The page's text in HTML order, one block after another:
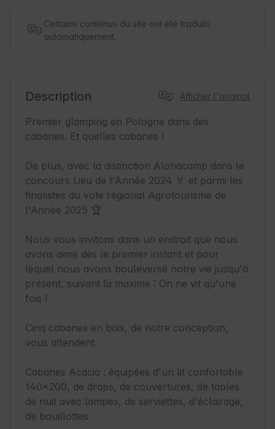
Certains contenus du site ont été traduits
automatiquement.
Description Afficher l'original
Premier glamping en Pologne dans des
cabanes. Et quelles cabanes !
De plus, avec la distinction Alohacamp dans le
concours Lieu de l'Année 2024 🏅 et parmi les
finalistes du vote régional Agrotourisme de
l'Année 2025 🏆
Nous vous invitons dans un endroit que nous
avons aimé dès le premier instant et pour
lequel nous avons bouleversé notre vie jusqu'à
présent, suivant la maxime : On ne vit qu'une
fois !
Cinq cabanes en bois, de notre conception,
vous attendent.
Cabanes Acacia : équipées d'un lit confortable
140x200, de draps, de couvertures, de tables
de nuit avec lampes, de serviettes, d'éclairage,
de bouillottes.